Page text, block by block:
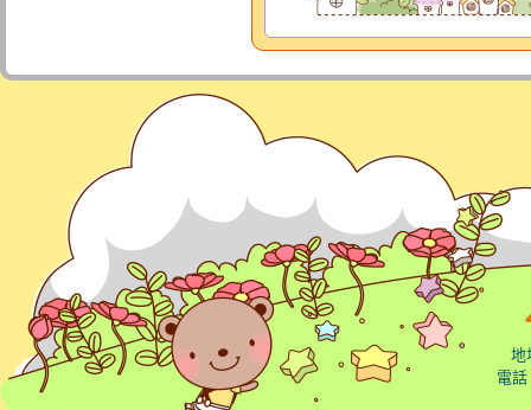
地
電